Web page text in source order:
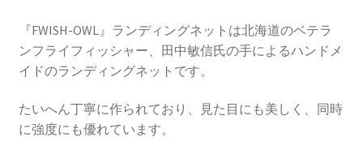
『FWISH-OWL』ランディングネットは北海道のベテラ
ンフライフィッシャー、田中敏信氏の手によるハンドメ
イドのランディングネットです。
たいへん丁寧に作られており、見た目にも美しく、同時
に強度にも優れています。